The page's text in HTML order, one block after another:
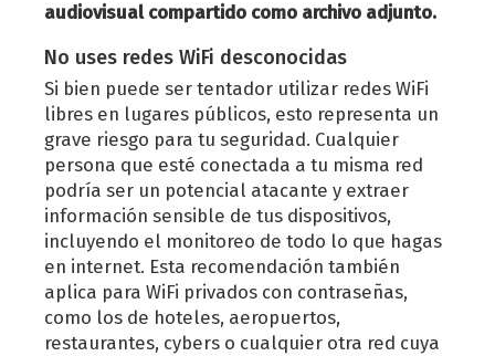
audiovisual compartido como archivo adjunto.
No uses redes WiFi desconocidas
Si bien puede ser tentador utilizar redes WiFi
libres en lugares públicos, esto representa un
grave riesgo para tu seguridad. Cualquier
persona que esté conectada a tu misma red
podría ser un potencial atacante y extraer
información sensible de tus dispositivos,
incluyendo el monitoreo de todo lo que hagas
en internet. Esta recomendación también
aplica para WiFi privados con contraseñas,
como los de hoteles, aeropuertos,
restaurantes, cybers o cualquier otra red cuya